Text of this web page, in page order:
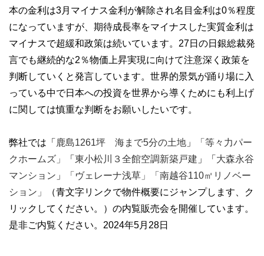
本の金利は3月マイナス金利が解除され名目金利は0％程度
になっていますが、期待成長率をマイナスした実質金利は
マイナスで超緩和政策は続いています。27日の日銀総裁発
言でも継続的な2％物価上昇実現に向けて注意深く政策を
判断していくと発言しています。世界的景気が踊り場に入
っている中で日本への投資を世界から導くためにも利上げ
に関しては慎重な判断をお願いしたいです。
弊社では「 鹿島1261坪 海まで5分の土地 」
「等々力パー
クホームズ」
「 東小松川３全館空調新築戸建 」「 大森永谷
マンション 」 「ヴェレーナ浅草」「 南越谷110㎡リノベー
ション 」
（青文字リンクで物件概要にジャンプします、ク
リックしてください。）の内覧販売会を開催しています。
是非ご内覧ください。2024年5月28日